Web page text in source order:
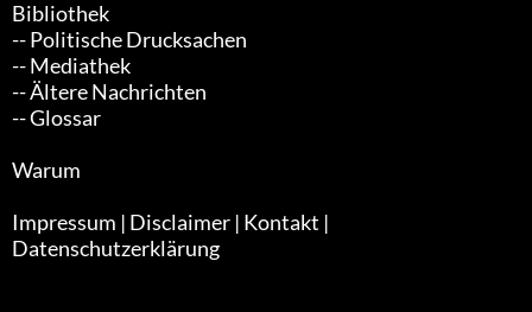
Bibliothek
-- Politische Drucksachen
-- Mediathek
-- Ältere Nachrichten
-- Glossar
Warum
Impressum | Disclaimer | Kontakt |
Datenschutzerklärung